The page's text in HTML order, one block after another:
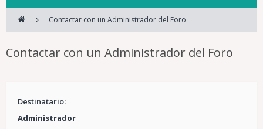
Contactar con un Administrador del Foro
Contactar con un Administrador del Foro
Destinatario:
Administrador